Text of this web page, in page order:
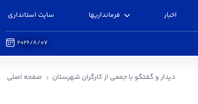
سایت استانداری فرمانداریها اخبار
2026/8/07
صفحه اصلی دیدار و گفتگو با جمعی از کارگران شهرستان